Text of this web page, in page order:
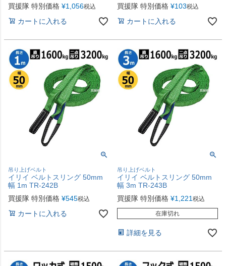
買援隊 特別価格 ¥1,056税込
カートに入れる
買援隊 特別価格 ¥103税込
カートに入れる
吊り上げベルト
イリイ ベルトスリング 50mm
幅 1m TR-242B
買援隊 特別価格 ¥545税込
カートに入れる
吊り上げベルト
イリイ ベルトスリング 50mm
幅 3m TR-243B
買援隊 特別価格 ¥1,221 税込
在庫切れ
詳細を見る